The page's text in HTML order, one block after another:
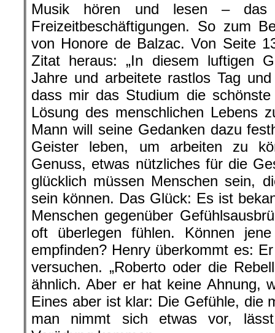
Musik hören und lesen – das
Freizeitbeschäftigungen. So zum
von Honore de Balzac. Von Seite
Zitat heraus: „In diesem luftigen
Jahre und arbeitete rastlos Tag
dass mir das Studium die
Lösung des menschlichen Lebens
Mann will seine Gedanken dazu
Geister leben, um arbeiten zu
Genuss, etwas nützliches für die
glücklich müssen Menschen sein,
sein können. Das Glück: Es ist
Menschen gegenüber
oft überlegen fühlen. Können
empfinden? Henry überkommt es:
versuchen. „Roberto oder die
ähnlich. Aber er hat keine Ahnung,
Eines aber ist klar: Die Gefühle, die
man nimmt sich etwas vor,